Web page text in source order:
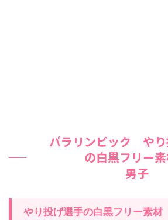
パラリンピック やり
の白黒フリー
男子
やり投げ選手の白黒フリー素材